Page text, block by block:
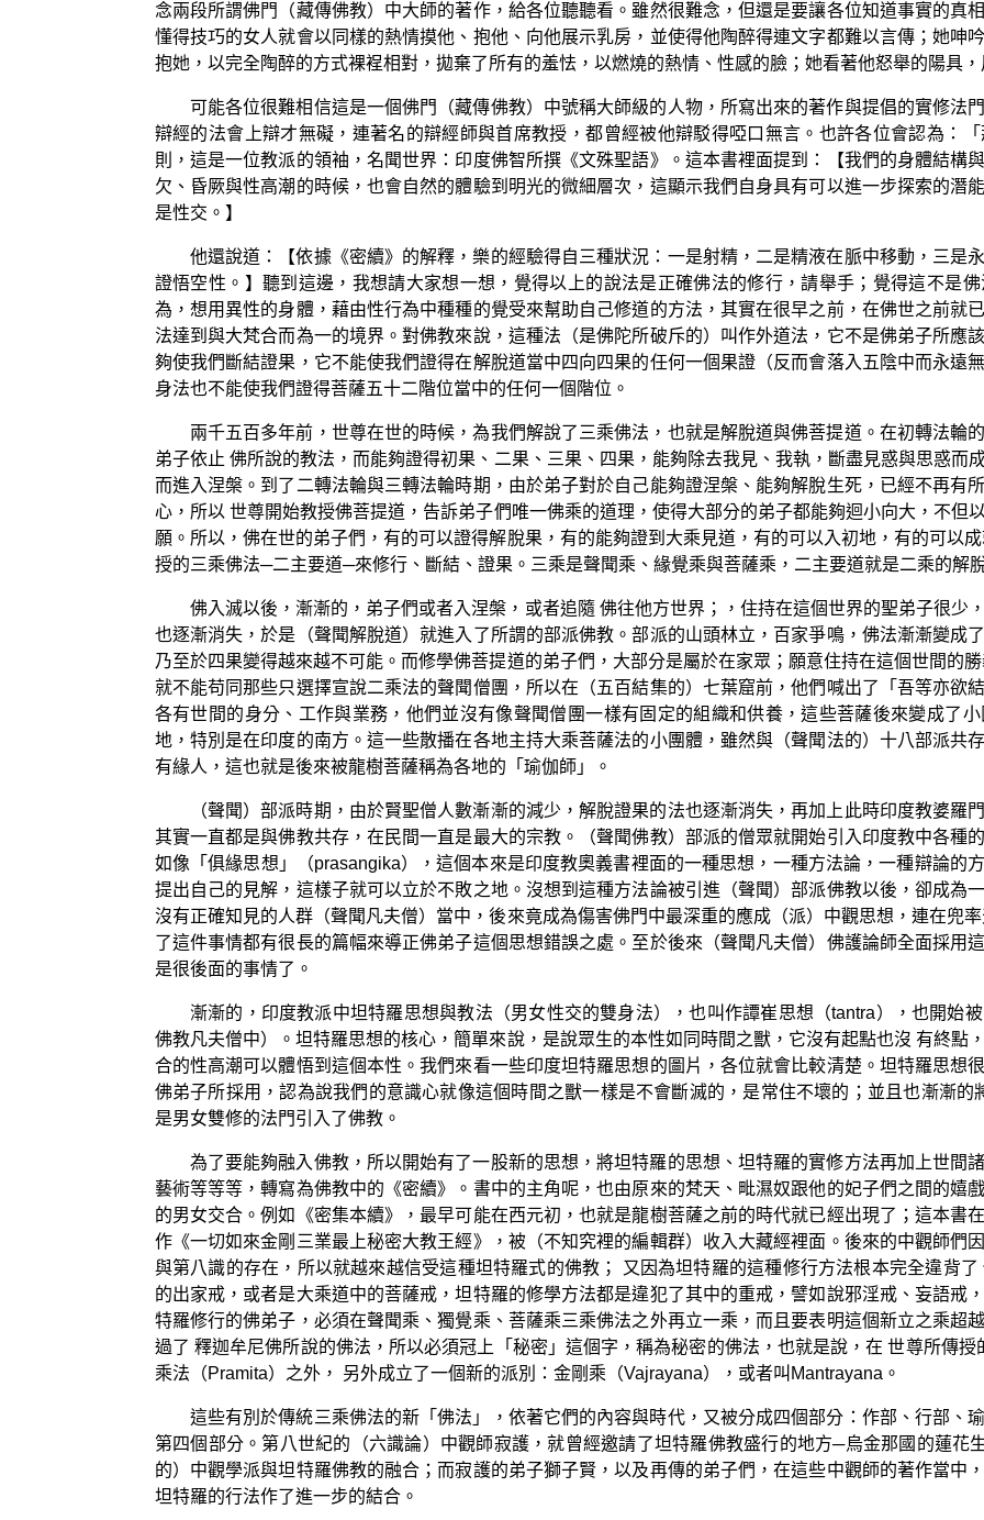
念兩段所謂佛門（藏傳佛教）中大師的著作，給各位聽聽看。雖然很難念，但還是要讓各位知道事實的真
懂得技巧的女人就會以同樣的熱情摸他、抱他、向他展示乳房，並使得他陶醉得連文字都難以言傳；她呻
抱她，以完全陶醉的方式裸裎相對，拋棄了所有的羞怯，以燃燒的熱情、性感的臉；她看著他怒舉的陽具，
可能各位很難相信這是一個佛門（藏傳佛教）中號稱大師級的人物，所寫出來的著作與提倡的實修法
辯經的法會上辯才無礙，連著名的辯經師與首席教授，都曾經被他辯駁得啞口無言。也許各位會認為：
則，這是一位教派的領袖，名聞世界：印度佛智所撰《文殊聖語》。這本書裡面提到：【我們的身體結構
欠、昏厥與性高潮的時候，也會自然的體驗到明光的微細層次，這顯示我們自身具有可以進一步探索的潛
是性交。】
他還說道：【依據《密續》的解釋，樂的經驗得自三種狀況：一是射精，二是精液在脈中移動，三是
證悟空性。】聽到這邊，我想請大家想一想，覺得以上的說法是正確佛法的修行，請舉手；覺得這不是
為，想用異性的身體，藉由性行為中種種的覺受來幫助自己修道的方法，其實在很早之前，在佛世之前就
法達到與大梵合而為一的境界。對佛教來說，這種法（是佛陀所破斥的）叫作外道法，它不是佛弟子所應
夠使我們斷結證果，它不能使我們證得在解脫道當中四向四果的任何一個果證（反而會落入五陰中而永遠
身法也不能使我們證得菩薩五十二階位當中的任何一個階位。
兩千五百多年前，世尊在世的時候，為我們解說了三乘佛法，也就是解脫道與佛菩提道。在初轉法輪
弟子依止 佛所說的教法，而能夠證得初果、二果、三果、四果，能夠除去我見、我執，斷盡見惑與思惑而
而進入涅槃。到了二轉法輪與三轉法輪時期，由於弟子對於自己能夠證涅槃、能夠解脫生死，已經不再有
心，所以 世尊開始教授佛菩提道，告訴弟子們唯一佛乘的道理，使得大部分的弟子都能夠迴小向大，不但
願。所以，佛在世的弟子們，有的可以證得解脫果，有的能夠證到大乘見道，有的可以入初地，有的可以
授的三乘佛法─二主要道─來修行、斷結、證果。三乘是聲聞乘、緣覺乘與菩薩乘，二主要道就是二乘的解
佛入滅以後，漸漸的，弟子們或者入涅槃，或者追隨 佛往他方世界；，住持在這個世界的聖弟子很少
也逐漸消失，於是（聲聞解脫道）就進入了所謂的部派佛教。部派的山頭林立，百家爭鳴，佛法漸漸變成
乃至於四果變得越來越不可能。而修學佛菩提道的弟子們，大部分是屬於在家眾；願意住持在這個世間的
就不能苟同那些只選擇宣說二乘法的聲聞僧團，所以在（五百結集的）七葉窟前，他們喊出了「吾等亦欲
各有世間的身分、工作與業務，他們並沒有像聲聞僧團一樣有固定的組織和供養，這些菩薩後來變成了
地，特別是在印度的南方。這一些散播在各地主持大乘菩薩法的小團體，雖然與（聲聞法的）十八部派共
有緣人，這也就是後來被龍樹菩薩稱為各地的「瑜伽師」。
（聲聞）部派時期，由於賢聖僧人數漸漸的減少，解脫證果的法也逐漸消失，再加上此時印度教婆羅
其實一直都是與佛教共存，在民間一直是最大的宗教。（聲聞佛教）部派的僧眾就開始引入印度教中各種
如像「俱緣思想」（prasangika），這個本來是印度教奧義書裡面的一種思想，一種方法論，一種辯論的
提出自己的見解，這樣子就可以立於不敗之地。沒想到這種方法論被引進（聲聞）部派佛教以後，卻成為
沒有正確知見的人群（聲聞凡夫僧）當中，後來竟成為傷害佛門中最深重的應成（派）中觀思想，連在兜
了這件事情都有很長的篇幅來導正佛弟子這個思想錯誤之處。至於後來（聲聞凡夫僧）佛護論師全面採用
是很後面的事情了。
漸漸的，印度教派中坦特羅思想與教法（男女性交的雙身法），也叫作譚崔思想（tantra），也開始
佛教凡夫僧中）。坦特羅思想的核心，簡單來說，是說眾生的本性如同時間之獸，它沒有起點也沒 有終點
合的性高潮可以體悟到這個本性。我們來看一些印度坦特羅思想的圖片，各位就會比較清楚。坦特羅思想
佛弟子所採用，認為說我們的意識心就像這個時間之獸一樣是不會斷滅的，是常住不壞的；並且也漸漸
是男女雙修的法門引入了佛教。
為了要能夠融入佛教，所以開始有了一股新的思想，將坦特羅的思想、坦特羅的實修方法再加上世間
藝術等等等，轉寫為佛教中的《密續》。書中的主角呢，也由原來的梵天、毗濕奴跟他的妃子們之間的嬉
的男女交合。例如《密集本續》，最早可能在西元初，也就是龍樹菩薩之前的時代就已經出現了；這本書
作《一切如來金剛三業最上秘密大教王經》，被（不知究裡的編輯群）收入大藏經裡面。後來的中觀師們
與第八識的存在，所以就越來越信受這種坦特羅式的佛教； 又因為坦特羅的這種修行方法根本完全違背
的出家戒，或者是大乘道中的菩薩戒，坦特羅的修學方法都是違犯了其中的重戒，譬如說邪淫戒、妄語戒
特羅修行的佛弟子，必須在聲聞乘、獨覺乘、菩薩乘三乘佛法之外再立一乘，而且要表明這個新立之乘超
過了 釋迦牟尼佛所說的佛法，所以必須冠上「秘密」這個字，稱為秘密的佛法，也就是說，在 世尊所傳
乘法（Pramita）之外， 另外成立了一個新的派別：金剛乘（Vajrayana），或者叫Mantrayana。
這些有別於傳統三乘佛法的新「佛法」，依著它們的內容與時代，又被分成四個部分：作部、行部、
第四個部分。第八世紀的（六識論）中觀師寂護，就曾經邀請了坦特羅佛教盛行的地方─烏金那國的蓮花
的）中觀學派與坦特羅佛教的融合；而寂護的弟子獅子賢，以及再傳的弟子們，在這些中觀師的著作當中
坦特羅的行法作了進一步的結合。